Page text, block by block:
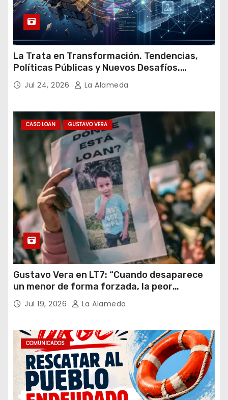
La Trata en Transformación. Tendencias,
Políticas Públicas y Nuevos Desafíos.
Argentina y el Mundo – Julio 2026
Jul 24, 2026 La Alameda
CASO LOAN GUSTAVO VERA
Gustavo Vera en LT7: “Cuando desaparece
un menor de forma forzada, la peor
hipótesis es trata, y así debe seguir
caratulado el caso Loan”
Jul 19, 2026 La Alameda
COMUNICADOS